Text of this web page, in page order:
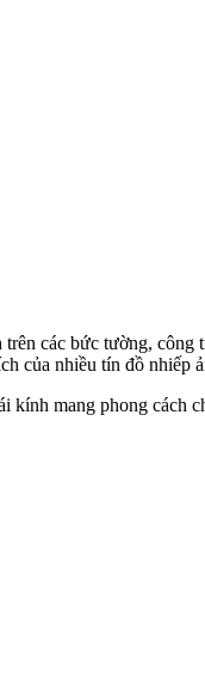
các bức tường,
của nhiều tín đồ nhiếp
kính mang phong cách